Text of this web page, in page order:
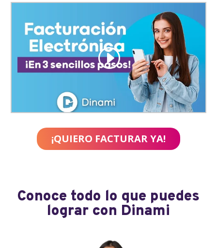
¡QUIERO FACTURAR YA!
Conoce todo lo que puedes
lograr con Dinami